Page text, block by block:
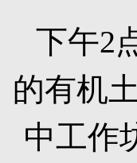
下午2
的有机
中工作